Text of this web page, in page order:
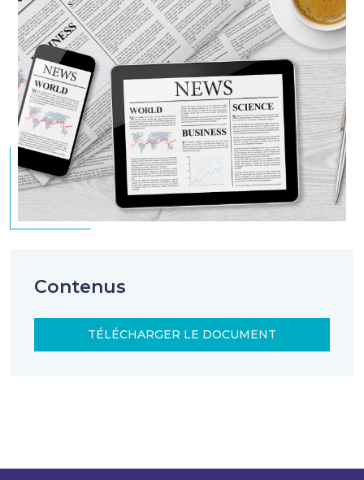
Contenus
TÉLÉCHARGER LE DOCUMENT